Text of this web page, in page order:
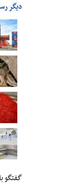
دیگر
گفتگو